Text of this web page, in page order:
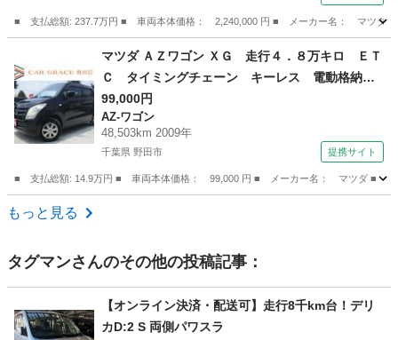
アダプティブクルーズ 電動シート （検10.1）
■ 支払総額: 237.7万円 ■ 車両本体価格： 2,240,000 円 ■ メーカー名： マツダ
マツダ
マツダ ＡＺワゴン ＸＧ 走行４．８万キロ ＥＴ
Ｃ タイミングチェーン キーレス 電動格納ミ
ラー ドアバイザー プライバシーガラス Ｃ
Ｄ ＦＭ ＡＭ ヘッドライトレベライザー 純
正セキュリティ パワーウィンドウ Ｗエアバッ
99,000円
AZ-ワゴン
48,503km 2009年
千葉県 野田市 提携サイト
■ 支払総額: 14.9万円 ■ 車両本体価格： 99,000 円 ■ メーカー名： マツダ ■
千葉 野田市
もっと見る
タグマンさんのその他の投稿記事：
【オンライン決済・配送可】走行8千km台！デリ
カD:2 S 両側パワスラ